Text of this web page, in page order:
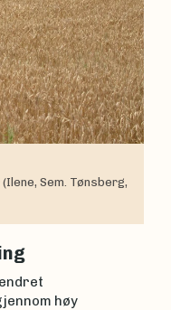
Sem. Tønsberg,
høy